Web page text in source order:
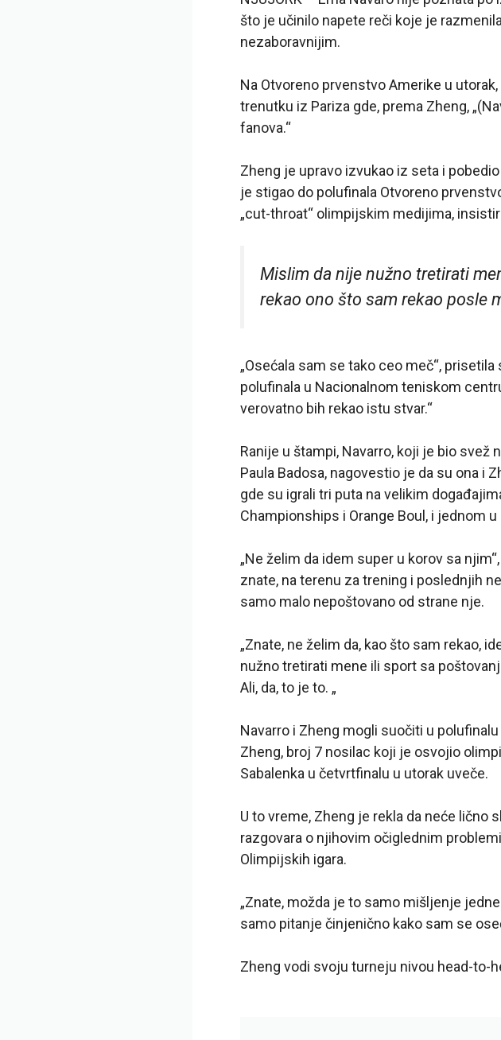
što je učinilo napete reči koje je
nezaboravnijim.
Na Otvoreno prvenstvo Amerike u
trenutku iz Pariza gde, prema Zheng,
fanova.“
Zheng je upravo izvukao iz seta i
je stigao do polufinala Otvoreno
„cut-throat“ olimpijskim medijima,
Mislim da nije nužno tretirati
rekao ono što sam rekao posle
„Osećala sam se tako ceo meč“,
polufinala u Nacionalnom teniskom
verovatno bih rekao istu stvar.“
Ranije u štampi, Navarro, koji je bio
Paula Badosa, nagovestio je da su ona i
gde su igrali tri puta na velikim
Championships i Orange Boul, i jednom u
„Ne želim da idem super u korov sa
znate, na terenu za trening i poslednjih
samo malo nepoštovano od strane nje.
„Znate, ne želim da, kao što sam rekao,
nužno tretirati mene ili sport sa
Ali, da, to je to. „
Navarro i Zheng mogli suočiti u
Zheng, broj 7 nosilac koji je osvojio
Sabalenka u četvrtfinalu u utorak uveče.
U to vreme, Zheng je rekla da neće lično
razgovara o njihovim očiglednim
Olimpijskih igara.
„Znate, možda je to samo mišljenje
samo pitanje činjenično kako sam se
Zheng vodi svoju turneju nivou head-to-